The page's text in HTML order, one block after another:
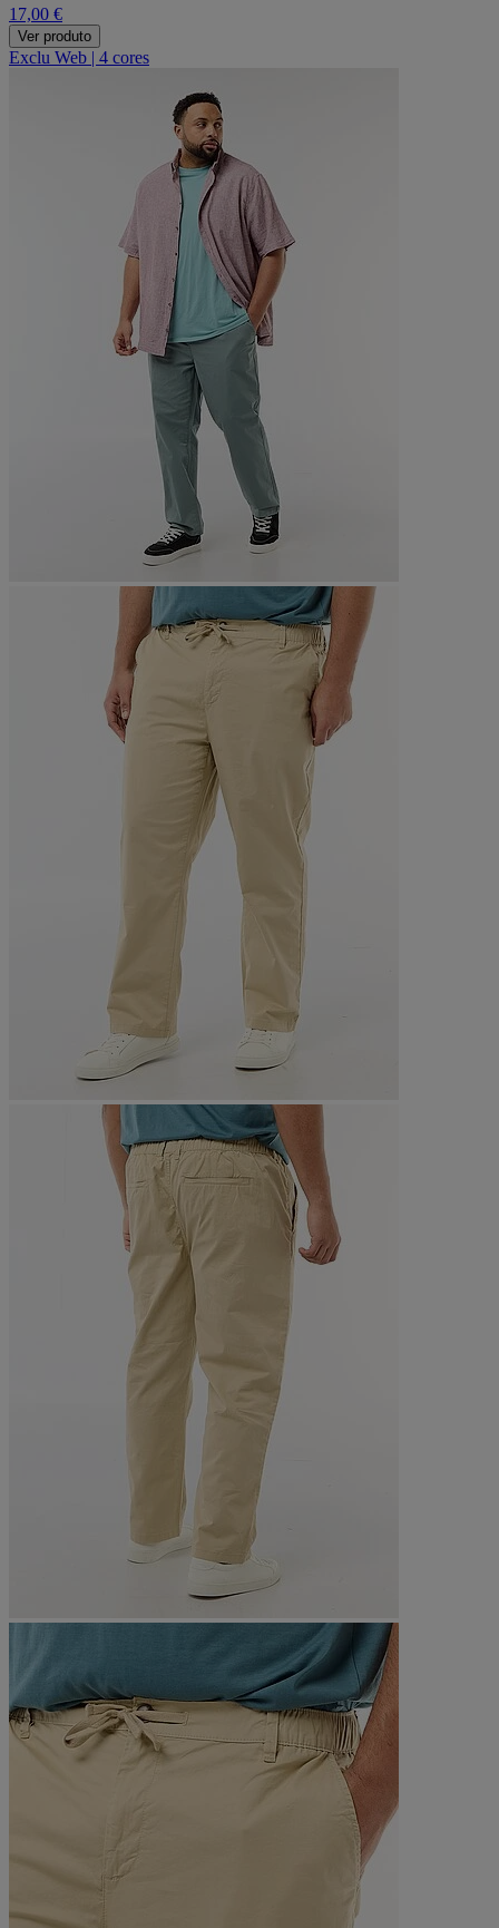
17,00 €
Ver produto
Exclu Web | 4 cores